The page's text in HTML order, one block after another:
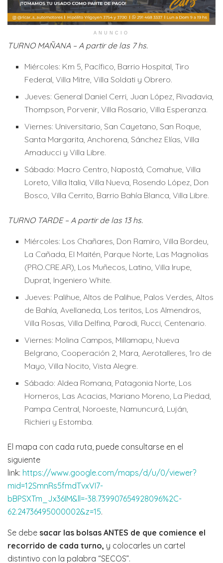
ANUNCIO
TURNO MAÑANA – A partir de las 7 hs.
Miércoles: Km 5, Pacífico, Barrio Hospital, Tiro
Federal, Villa Mitre, Villa Soldati y Obrero.
Jueves: General Daniel Cerri, Juan López, Rivadavia,
Thompson, Porvenir, Villa Rosario, Villa Esperanza.
Viernes: Universitario, San Cayetano, San Roque,
Santa Margarita, Anchorena, Sánchez Elías, Villa
Amaducci y Villa Libre.
Sábado: Macro Centro, Napostá, Comahue, Villa
Loreto, Villa Italia, Villa Nueva, Rosendo López, Don
Bosco, Villa Cerrito, Barrio Bahía Blanca, Villa Libre.
TURNO TARDE – A partir de las 13 hs.
Miércoles: Los Chañares, Don Ramiro, Villa Bordeu,
La Cañada, El Maitén, Parque Norte, Las Magnolias
(PRO.CRE.AR), Los Muñecos, Latino, Villa Irupe,
Duprat, Ingeniero White.
Jueves: Palihue, Altos de Palihue, Palos Verdes, Altos
de Bahía, Avellaneda, Los teritos, Los Almendros,
Villa Rosas, Villa Delfina, Parodi, Rucci, Centenario.
Viernes: Molina Campos, Millamapu, Nueva
Belgrano, Cooperación 2, Mara, Aerotalleres, 1ro de
Mayo, Villa Nocito, Vista Alegre.
Sábado: Aldea Romana, Patagonia Norte, Los
Horneros, Las Acacias, Mariano Moreno, La Piedad,
Pampa Central, Noroeste, Namuncurá, Luján,
Richieri y Estomba.
El mapa con cada ruta, puede consultarse en el
siguiente
link: https://www.google.com/maps/d/u/0/viewer?
mid=12SmnRs5fmdTvxVI7-
bBPSXTm_Jx36IM&ll=-38.739907654928096%2C-
62.24736495000002&z=15.
Se debe sacar las bolsas ANTES de que comience el
recorrido de cada turno, y colocarles un cartel
distintivo con la palabra “SECOS”.